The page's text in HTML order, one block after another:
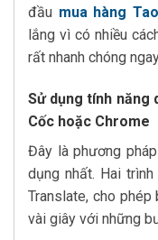
đầu mua hàng
lắng vì có nhiều
rất nhanh chóng
Sử dụng tính năng
Cốc hoặc Chrome
Đây là phương
dụng nhất. Hai
Translate, cho
vài giây với những